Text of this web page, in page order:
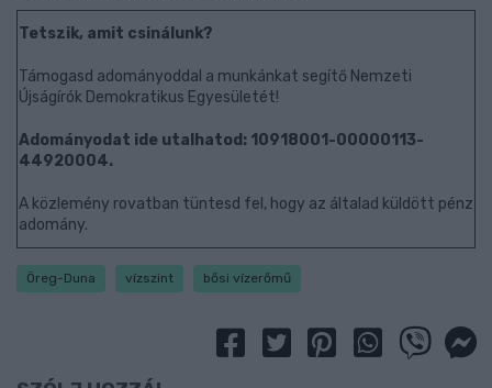
Tetszik, amit csinálunk?
Támogasd adományoddal a munkánkat segítő Nemzeti
Újságírók Demokratikus Egyesületét!
Adományodat ide utalhatod: 10918001-00000113-
44920004.
A közlemény rovatban tüntesd fel, hogy az általad küldött pénz
adomány.
Öreg-Duna vízszint bősi vízerőmű